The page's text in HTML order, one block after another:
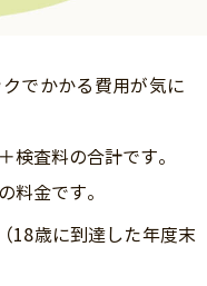
でかかる費用が気に
検査料の合計です。
料金です。
18歳に到達した年度末